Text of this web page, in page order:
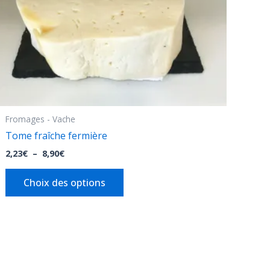
Fromages - Vache
Tome fraîche fermière
2,23€ – 8,90€
Choix des options
choisies
sur
du